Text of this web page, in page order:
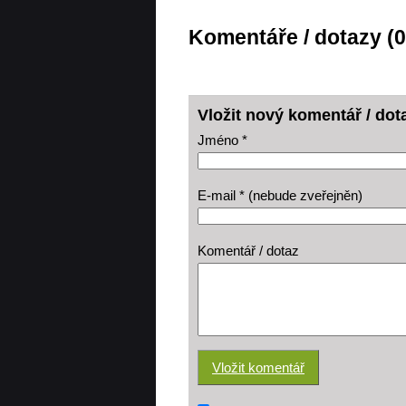
Komentáře / dotazy
Vložit nový komentář /
Jméno *
E-mail * (nebude zveřejněn)
Komentář / dotaz